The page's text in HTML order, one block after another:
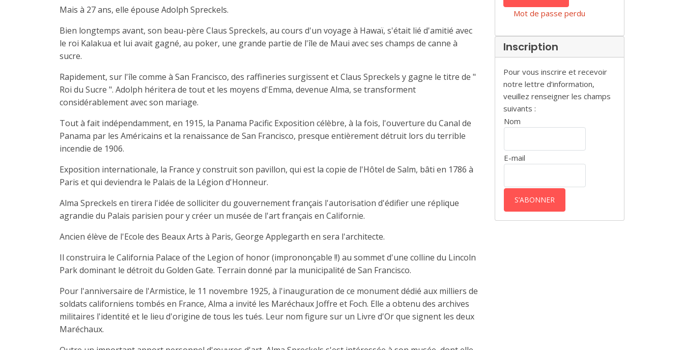
Mais à 27 ans, elle épouse Adolph Spreckels.
Bien longtemps avant, son beau-père Claus Spreckels, au cours d'un voyage à Hawaï, s'était lié d'amitié avec
le roi Kalakua et lui avait gagné, au poker, une grande partie de l'île de Maui avec ses champs de canne à
sucre.
Rapidement, sur l'île comme à San Francisco, des raffineries surgissent et Claus Spreckels y gagne le titre de "
Roi du Sucre ". Adolph héritera de tout et les moyens d'Emma, devenue Alma, se transforment
considérablement avec son mariage.
Tout à fait indépendamment, en 1915, la Panama Pacific Exposition célèbre, à la fois, l'ouverture du Canal de
Panama par les Américains et la renaissance de San Francisco, presque entièrement détruit lors du terrible
incendie de 1906.
Exposition internationale, la France y construit son pavillon, qui est la copie de l'Hôtel de Salm, bâti en 1786 à
Paris et qui deviendra le Palais de la Légion d'Honneur.
Alma Spreckels en tirera l'idée de solliciter du gouvernement français l'autorisation d'édifier une réplique
agrandie du Palais parisien pour y créer un musée de l'art français en Californie.
Ancien élève de l'Ecole des Beaux Arts à Paris, George Applegarth en sera l'architecte.
Il construira le California Palace of the Legion of honor (imprononçable !!) au sommet d'une colline du Lincoln
Park dominant le détroit du Golden Gate. Terrain donné par la municipalité de San Francisco.
Pour l'anniversaire de l'Armistice, le 11 novembre 1925, à l'inauguration de ce monument dédié aux milliers de
soldats californiens tombés en France, Alma a invité les Maréchaux Joffre et Foch. Elle a obtenu des archives
militaires l'identité et le lieu d'origine de tous les tués. Leur nom figure sur un Livre d'Or que signent les deux
Maréchaux.
Mot de passe perdu
Inscription
Pour vous inscrire et recevoir
notre lettre d’information,
veuillez renseigner les champs
suivants :
Nom
E-mail